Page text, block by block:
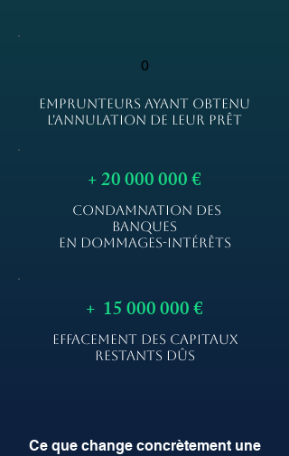
0
EMPRUNTEURS AYANT OBTENU
L'ANNULATION DE LEUR PRÊT
+20 000 000€
CONDAMNATION DES
BANQUES
EN DOMMAGES-INTÉRÊTS
+ 15 000 000€
EFFACEMENT DES CAPITAUX
RESTANTS DÛS
Ce que change concrètement une